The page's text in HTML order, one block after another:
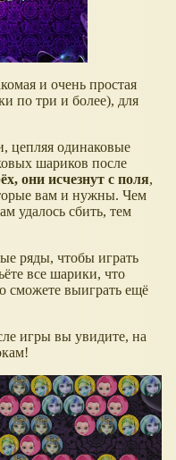
и очень простая
по три и более), для
цепляя одинаковые
шариков после
они исчезнут с поля,
вам и нужны. Чем
удалось сбить, тем
ряды, чтобы играть
все шарики, что
сможете выиграть ещё
игры вы увидите, на